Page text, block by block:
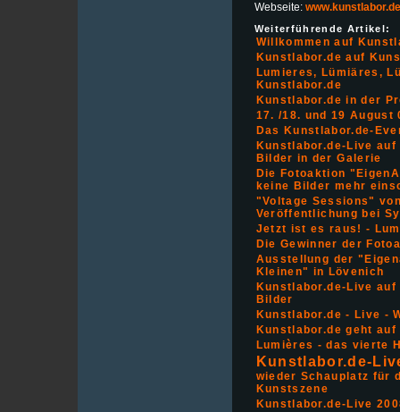
Webseite: www.kunstlabor.de
Weiterführende Artikel:
Willkommen auf
Kunstlabor.de auf
Lumieres, Lümiäres,
Kunstlabor.de
Kunstlabor.de in der
17. /18. und 19
Das Kunstlabor.de-
Kunstlabor.de-Live
Bilder in der Galerie
Die Fotoaktion
keine Bilder mehr
"Voltage Sessions"
Veröffentlichung bei
Jetzt ist es raus! -
Die Gewinner der
Ausstellung der
Kleinen" in Lövenich
Kunstlabor.de-Live
Bilder
Kunstlabor.de - Live -
Kunstlabor.de geht
Lumières - das vierte
Kunstlabor.de-
wieder Schauplatz für
Kunstszene
Kunstlabor.de-Live